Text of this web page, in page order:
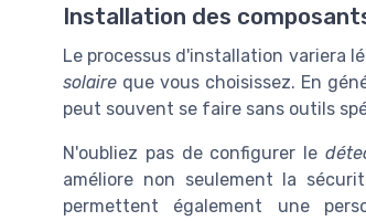
Installation des
Le processus d'installation variera
solaire que vous choisissez. En
peut souvent se faire sans outils
N'oubliez pas de configurer le
améliore non seulement la
permettent également une